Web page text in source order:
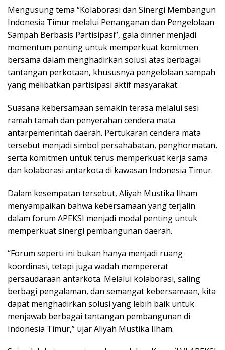
Mengusung tema “Kolaborasi dan Sinergi Membangun
Indonesia Timur melalui Penanganan dan Pengelolaan
Sampah Berbasis Partisipasi”, gala dinner menjadi
momentum penting untuk memperkuat komitmen
bersama dalam menghadirkan solusi atas berbagai
tantangan perkotaan, khususnya pengelolaan sampah
yang melibatkan partisipasi aktif masyarakat.
Suasana kebersamaan semakin terasa melalui sesi
ramah tamah dan penyerahan cendera mata
antarpemerintah daerah. Pertukaran cendera mata
tersebut menjadi simbol persahabatan, penghormatan,
serta komitmen untuk terus memperkuat kerja sama
dan kolaborasi antarkota di kawasan Indonesia Timur.
Dalam kesempatan tersebut, Aliyah Mustika Ilham
menyampaikan bahwa kebersamaan yang terjalin
dalam forum APEKSI menjadi modal penting untuk
memperkuat sinergi pembangunan daerah.
“Forum seperti ini bukan hanya menjadi ruang
koordinasi, tetapi juga wadah mempererat
persaudaraan antarkota. Melalui kolaborasi, saling
berbagi pengalaman, dan semangat kebersamaan, kita
dapat menghadirkan solusi yang lebih baik untuk
menjawab berbagai tantangan pembangunan di
Indonesia Timur,” ujar Aliyah Mustika Ilham.